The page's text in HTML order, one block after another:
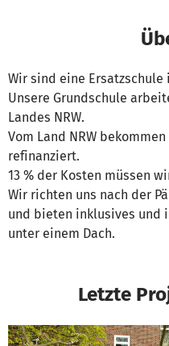
Wir sind eine
Unsere Grundschule
Landes NRW.
Vom Land NRW
refinanziert.
13 % der Kosten müssen
Wir richten uns nach der
und bieten inklusives und
unter einem Dach.
Letzte